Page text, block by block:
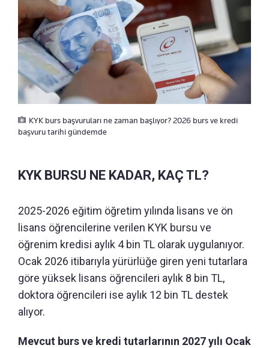
KYK burs başvuruları ne zaman başlıyor? 2026 burs ve kredi
başvuru tarihi gündemde
KYK BURSU NE KADAR, KAÇ TL?
2025-2026 eğitim öğretim yılında lisans ve ön
lisans öğrencilerine verilen KYK bursu ve
öğrenim kredisi aylık 4 bin TL olarak uygulanıyor.
Ocak 2026 itibarıyla yürürlüğe giren yeni tutarlara
göre yüksek lisans öğrencileri aylık 8 bin TL,
doktora öğrencileri ise aylık 12 bin TL destek
alıyor.
Mevcut burs ve kredi tutarlarının 2027 yılı Ocak